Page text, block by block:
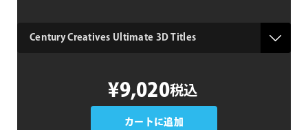
type
¥9,020税込
カートに追加